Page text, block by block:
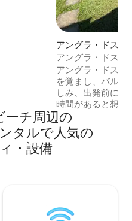
アングラ・ドス・
シャレー
アングラ・ドス・
家、素晴らしい眺
アングラ・ドス・
を覚まし、バルコ
しみ、出発前に
時間があると想像
ャレー・アルデバ
験をより有益で
に、午後3時まで
ーチ⁠周⁠辺⁠の
タ⁠ル⁠で人⁠気⁠の
・⁠設⁠備